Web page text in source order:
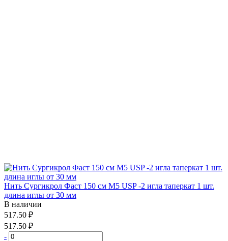
Нить Сургикрол Фаст 150 см М5 USP -2 игла таперкат 1 шт.
длина иглы от 30 мм
В наличии
517.50 ₽
517.50 ₽
-